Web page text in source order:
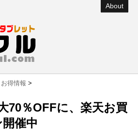
About
得情報 >
70％OFFに、楽天お買
催中